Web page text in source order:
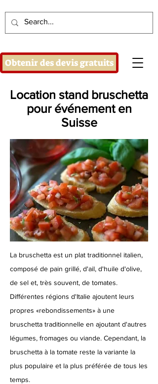
Obtenir des devis gratuits
Location stand bruschetta
pour événement en
Suisse
La bruschetta est un plat traditionnel italien,
composé de pain grillé, d'ail, d'huile d'olive,
de sel et, très souvent, de tomates.
Différentes régions d'Italie ajoutent leurs
propres «rebondissements» à une
bruschetta traditionnelle en ajoutant d'autres
légumes, fromages ou viande. Cependant, la
bruschetta à la tomate reste la variante la
plus populaire et la plus préférée de tous les
temps.